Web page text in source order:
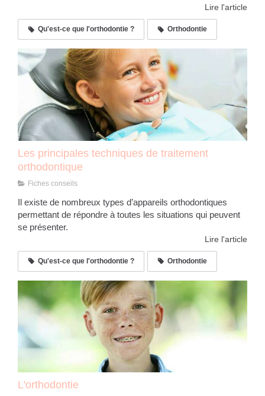
Lire l'article
Qu'est-ce que l'orthodontie ? Orthodontie
Les principales techniques de traitement
orthodontique
Fiches conseils
Il existe de nombreux types d’appareils orthodontiques
permettant de répondre à toutes les situations qui peuvent
se présenter.
Lire l'article
Qu'est-ce que l'orthodontie ? Orthodontie
L'orthodontie